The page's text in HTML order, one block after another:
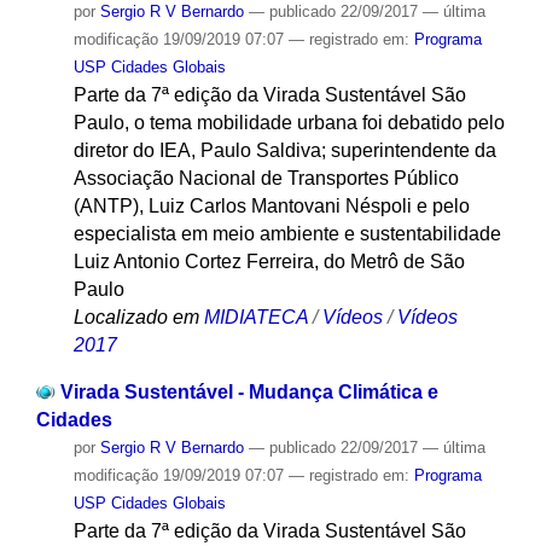
por Sergio R V Bernardo — publicado22/09/2017 — última
modificação19/09/2019 07:07 — registrado em: Programa
USP Cidades Globais
Parte da 7ª edição da Virada Sustentável São
Paulo, o tema mobilidade urbana foi debatido pelo
diretor do IEA, Paulo Saldiva; superintendente da
Associação Nacional de Transportes Público
(ANTP), Luiz Carlos Mantovani Néspoli e pelo
especialista em meio ambiente e sustentabilidade
Luiz Antonio Cortez Ferreira, do Metrô de São
Paulo
Localizado em MIDIATECA /Vídeos /Vídeos
2017
Virada Sustentável - Mudança Climática e
Cidades
por Sergio R V Bernardo — publicado22/09/2017 — última
modificação19/09/2019 07:07 — registrado em: Programa
USP Cidades Globais
Parte da 7ª edição da Virada Sustentável São